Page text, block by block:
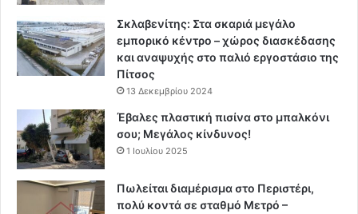
Σκλαβενίτης: Στα σκαριά μεγάλο
εμπορικό κέντρο – χώρος διασκέδασης
και αναψυχής στο παλιό εργοστάσιο της
Πίτσος
13 Δεκεμβρίου 2024
Έβαλες πλαστική πισίνα στο μπαλκόνι
σου; Μεγάλος κίνδυνος!
1 Ιουλίου 2025
Πωλείται διαμέρισμα στο Περιστέρι,
πολύ κοντά σε σταθμό Μετρό –